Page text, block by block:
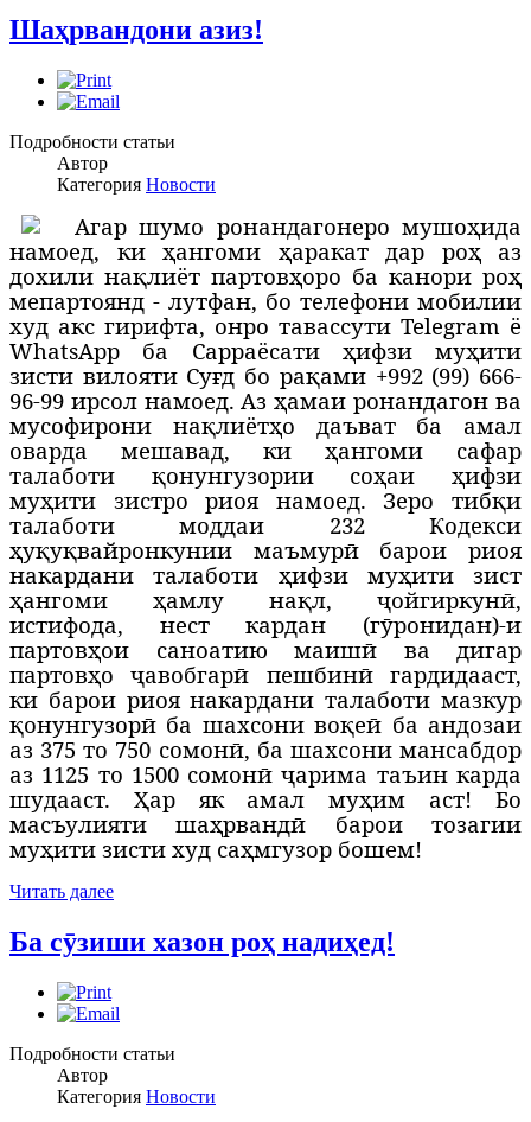
Шаҳрвандони азиз!
Подробности статьи
Автор
Категория Новости
Агар шумо ронандагонеро мушоҳида
намоед, ки ҳангоми ҳаракат дар роҳ аз
дохили нақлиёт партовҳоро ба канори роҳ
мепартоянд - лутфан, бо телефони мобилии
худ акс гирифта, онро тавассути Telegram ё
WhatsApp ба Сарраёсати ҳифзи муҳити
зисти вилояти Суғд бо рақами +992 (99) 666-
96-99 ирсол намоед. Аз ҳамаи ронандагон ва
мусофирони нақлиётҳо даъват ба амал
оварда мешавад, ки ҳангоми сафар
талаботи қонунгузории соҳаи ҳифзи
муҳити зистро риоя намоед. Зеро тибқи
талаботи моддаи 232 Кодекси
ҳуқуқвайронкунии маъмурӣ барои риоя
накардани талаботи ҳифзи муҳити зист
ҳангоми ҳамлу нақл, ҷойгиркунӣ,
истифода, нест кардан (гӯронидан)-и
партовҳои саноатию маишӣ ва дигар
партовҳо ҷавобгарӣ пешбинӣ гардидааст,
ки барои риоя накардани талаботи мазкур
қонунгузорӣ ба шахсони воқеӣ ба андозаи
аз 375 то 750 сомонӣ, ба шахсони мансабдор
аз 1125 то 1500 сомонӣ ҷарима таъин карда
шудааст. Ҳар як амал муҳим аст! Бо
масъулияти шаҳрвандӣ барои тозагии
муҳити зисти худ саҳмгузор бошем!
Читать далее
Ба сӯзиши хазон роҳ надиҳед!
Подробности статьи
Автор
Категория Новости